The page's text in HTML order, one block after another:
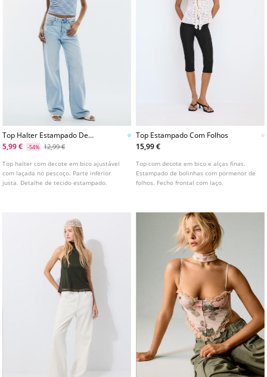
Top Halter Estampado De
Bolinhas
5,99 € -54% 12,99 €
Top halter com decote em bico ajustável
com laçada no pescoço. Parte inferior
justa. Detalhe de tecido estampado.
Top Estampado Com Folhos
15,99 €
Top com decote em bico e alças finas.
Estampado de bolinhas com pormenor de
folhos. Fecho frontal com laço.